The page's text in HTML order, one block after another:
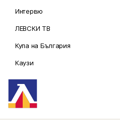
Интервю
ЛЕВСКИ ТВ
Купа на България
Каузи